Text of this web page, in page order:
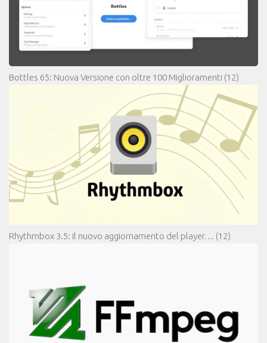
Bottles 65: Nuova Versione con oltre 100 Miglioramenti (12)
Rhythmbox 3.5: il nuovo aggiornamento del player… (12)